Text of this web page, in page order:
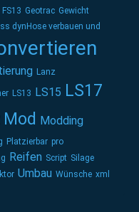
FS13 Geotrac Gewicht
dynHose verbauen und
Lanz
LS13 LS15 LS17
Mod Modding
Platzierbar pro
Reifen Script Silage
Umbau Wünsche xml